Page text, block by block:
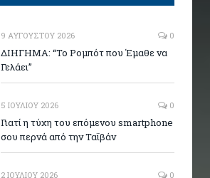
9 ΑΥΓΟΎΣΤΟΥ 2026 0
ΔΙΗΓΗΜΑ: “Το Ρομπότ που Έμαθε να
Γελάει”
5 ΙΟΥΛΊΟΥ 2026 0
Γιατί η τύχη του επόμενου smartphone
σου περνά από την Ταϊβάν
2 ΙΟΥΛΊΟΥ 2026 0